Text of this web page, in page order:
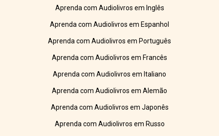
Aprenda com Audiolivros em Inglês
Aprenda com Audiolivros em Espanhol
Aprenda com Audiolivros em Português
Aprenda com Audiolivros em Francês
Aprenda com Audiolivros em Italiano
Aprenda com Audiolivros em Alemão
Aprenda com Audiolivros em Japonês
Aprenda com Audiolivros em Russo